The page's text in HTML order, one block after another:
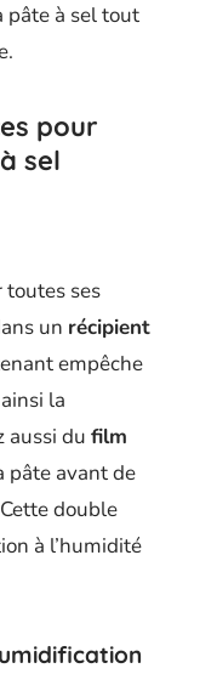
à sel tout
pour
sel
toutes ses
un récipient
empêche
la
aussi du film
pâte avant de
double
à l’humidité